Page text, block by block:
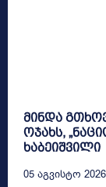
მინდა
ოჯახს,
ხაბეიშვილი
05 Აგვისტო